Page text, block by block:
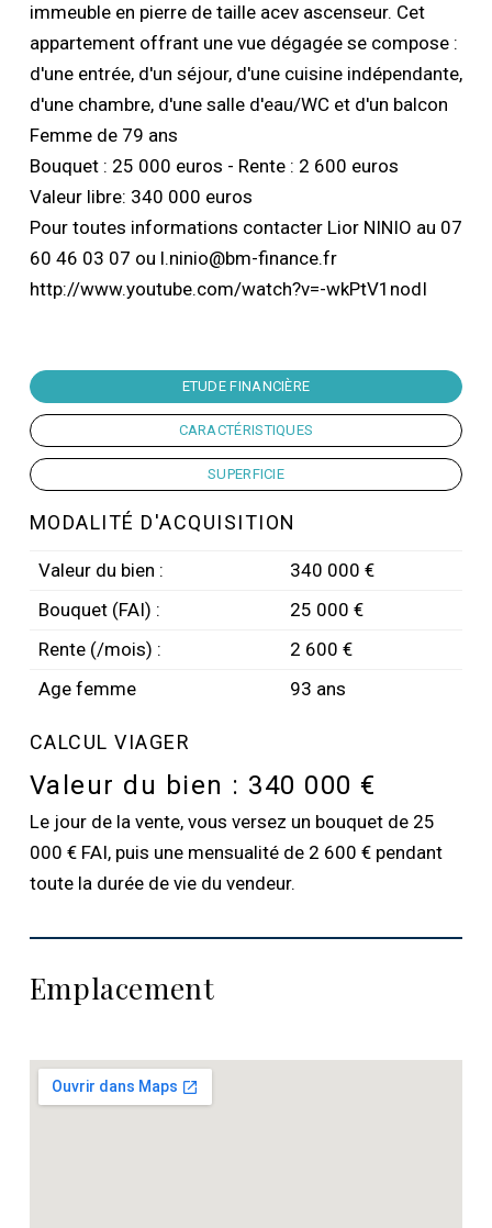
immeuble en pierre de taille acev ascenseur. Cet
appartement offrant une vue dégagée se compose :
d'une entrée, d'un séjour, d'une cuisine indépendante,
d'une chambre, d'une salle d'eau/WC et d'un balcon
Femme de 79 ans
Bouquet : 25 000 euros - Rente : 2 600 euros
Valeur libre: 340 000 euros
Pour toutes informations contacter Lior NINIO au 07
60 46 03 07 ou l.ninio@bm-finance.fr
http://www.youtube.com/watch?v=-wkPtV1nodI
ETUDE FINANCIÈRE
CARACTÉRISTIQUES
SUPERFICIE
MODALITÉ D'ACQUISITION
Valeur du bien :
340 000 €
Bouquet (FAI) :
25 000 €
Rente (/mois) :
2 600 €
Age femme
93 ans
CALCUL VIAGER
Valeur du bien : 340 000 €
Le jour de la vente, vous versez un bouquet de 25
000 € FAI, puis une mensualité de 2 600 € pendant
toute la durée de vie du vendeur.
Emplacement